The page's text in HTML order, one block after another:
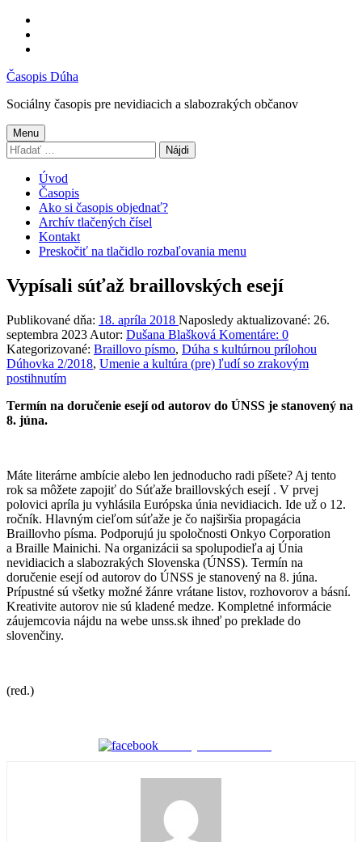
obsah
pätičku
Časopis Dúha
Sociálny časopis pre nevidiacich a slabozrakých občanov
Menu
Hľadať:
Úvod
Časopis
Ako si časopis objednať?
Archív tlačených čísel
Kontakt
Preskočiť na tlačidlo rozbaľovania menu
Vypísali súťaž braillovských esejí
Publikované dňa: 18. apríla 2018 Naposledy aktualizované: 26.
septembra 2023 Autor: Dušana Blašková Komentáre: 0
Kategorizované: Braillovo písmo, Dúha s kultúrnou prílohou
Dúhovka 2/2018, Umenie a kultúra (pre) ľudí so zrakovým
postihnutím
Termín na doručenie esejí od autorov do ÚNSS je stanovený na
8. júna.
Máte literárne ambície alebo len jednoducho radi píšete? Aj tento
rok sa môžete zapojiť do Súťaže braillovských esejí . V prvej
polovici apríla ju vyhlásila Európska únia nevidiacich. Ide už o 12.
ročník. Hlavným cieľom súťaže je čo najširšia propagácia
Braillovho písma. Podporujú ju spoločnosti Onkyo Corporation
a Braille Mainichi. Na organizácii sa spolupodieľa aj Únia
nevidiacich a slabozrakých Slovenska (ÚNSS). Termín na
doručenie esejí od autorov do ÚNSS je stanovený na 8. júna.
Prípustné sú všetky možné žánre vrátane listov, rozhovorov a básní.
Kreativite autorov nie sú kladené medze. Kompletné informácie
záujemcovia nájdu na webe unss.sk ihneď po preklade do
slovenčiny.
(red.)